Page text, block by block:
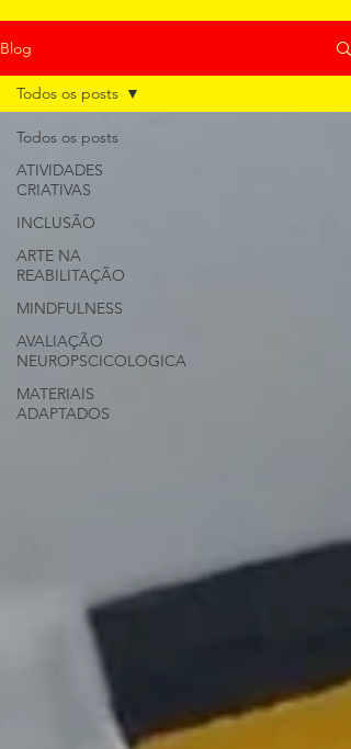
Blog
Todos os posts
ATIVIDADES
CRIATIVAS
INCLUSÃO
ARTE NA
REABILITAÇÃO
MINDFULNESS
AVALIAÇÃO
NEUROPSCICOLOGICA
MATERIAIS
ADAPTADOS
Todos os posts